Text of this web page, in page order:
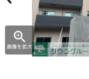
画像を拡大